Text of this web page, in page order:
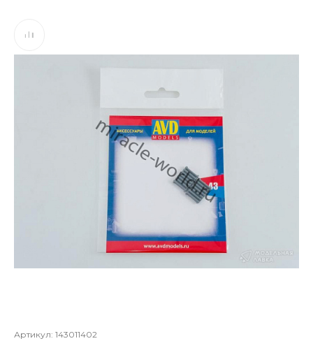
Артикул: 143011402